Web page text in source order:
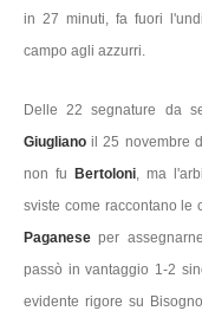
in 27 minuti, fa fuori
campo agli azzurri.
Delle 22 segnature da
Giugliano il 25 novembre
non fu
Bertoloni, ma
sviste come raccontano le
Paganese per
passò in vantaggio 1-2
evidente rigore su